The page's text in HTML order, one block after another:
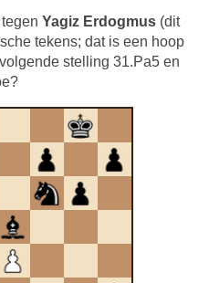
Yagiz Erdogmus (dit
tekens; dat is een hoop
stelling 31.Pa5 en